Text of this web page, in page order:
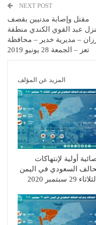
NEXT POST
مقتل وإصابة مدنيين بقصف
عبد القوي الكندي منطقة
– مديرية خدير – محافظة
تعز – الجمعة 28 يونيو 2019
المزيد عن المؤلف
أولية لإنتهاكات
السعودي في اليمن
29 سبتمبر 2020